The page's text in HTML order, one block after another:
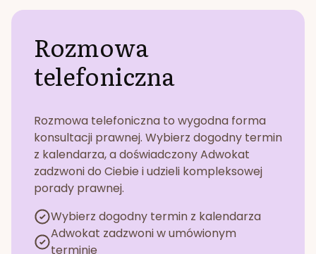
Rozmowa
telefoniczna
Rozmowa telefoniczna to wygodna forma
konsultacji prawnej. Wybierz dogodny termin
z kalendarza, a doświadczony Adwokat
zadzwoni do Ciebie i udzieli kompleksowej
porady prawnej.
Wybierz dogodny termin z kalendarza
Adwokat zadzwoni w umówionym
terminie